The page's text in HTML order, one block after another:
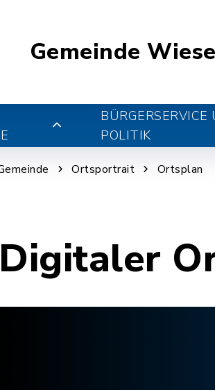
Gemeinde
BÜRGERSERVICE
POLITIK
Ortsportrait Ortsplan
Digitaler